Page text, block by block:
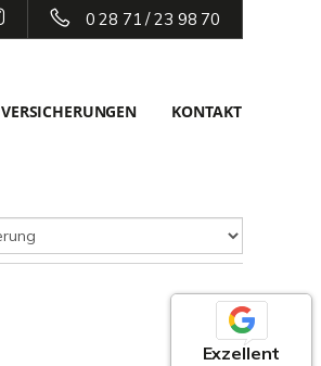
0 28 71 / 23 98 70
VERSICHERUNGEN KONTAKT
Exzellent